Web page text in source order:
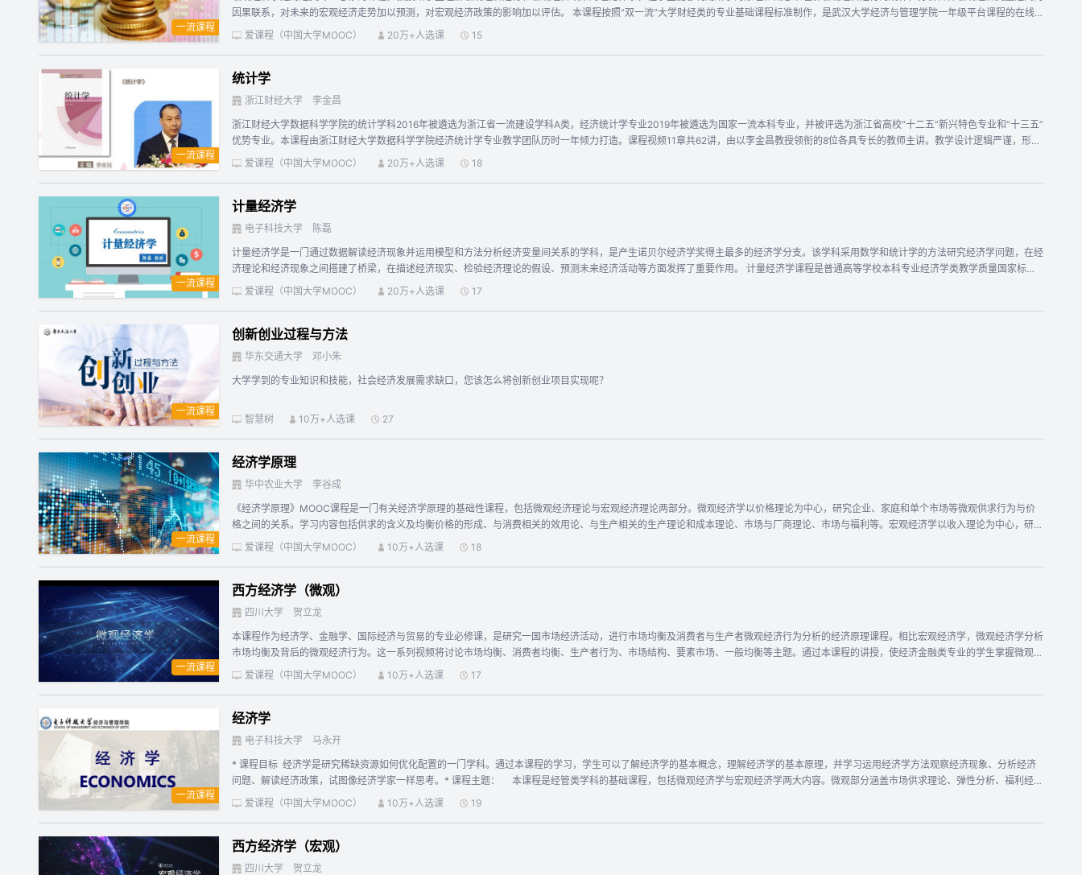
一流课程
因果联系，对未来的宏观经济走势加以预测，对宏观经济政策的影响加以评估。 本课程按照“双一流”大学财经类的专业基础课程标准制作，是武汉大学经济与管理学院一年级平台课程的在线
版， 课程每周一上午更新一章。
爱课程（中国大学MOOC） 20万+人选课 15
一流课程
统计学
浙江财经大学
李金昌
浙江财经大学数据科学学院的统计学科2016年被遴选为浙江省一流建设学科A类，经济统计学专业2019年被遴选为国家一流本科专业，并被评选为浙江省高校“十二五”新兴特色专业和“十三五”
优势专业。本课程由浙江财经大学数据科学学院经济统计学专业教学团队历时一年倾力打造。课程视频11章共62讲，由以李金昌教授领衔的8位各具专长的教师主讲。教学设计逻辑严谨，形式
多样，课程采用启发式、案例式、研讨式等方法进行理论教学，激发学生的自主学习能力；采用项目驱动式和行动引导式等方法组织实践教学，培养学生发现和解决问题的能力；鼓励学生积极
趋势的描述、分布偏态与峰度的测度、指数体系与因素分析、相关与回归分析、时间序列分析、统计综合评价等；接着介绍了推断统计学的基本内容，包括参数估计、假设检验、方差分析；最
后对统计学基本理论与统计思想进行拓展学习等。 课程一共设置了十一章内容，分别是：第一章：统计学基本问题；第二章：统计资料的收集、整理与显示；第三章：变量分布特征的描述；
第四章：抽样估计；第五章：假设检验；第六章：方差分析；第七章：相关回归分析；第八章：时间序列分析；第九章：统计指数分析；第十章：统计综合评价；第十一章：统计学基本理论与
统计思想解读（拓展学习）。 课程教学配套教材：教育部高等学校统计学类专业教学指导委员会推荐用书，《统计学》，李金昌主编，高等教育出版社出版。
爱课程（中国大学MOOC） 20万+人选课 18
一流课程
计量经济学
电子科技大学
陈磊
计量经济学是一门通过数据解读经济现象并运用模型和方法分析经济变量间关系的学科，是产生诺贝尔经济学奖得主最多的经济学分支。该学科采用数学和统计学的方法研究经济学问题，在经
济理论和经济现象之间搭建了桥梁，在描述经济现实、检验经济理论的假设、预测未来经济活动等方面发挥了重要作用。 计量经济学课程是普通高等学校本科专业经济学类教学质量国家标准
指定的专业基础课程之一。本课程主要介绍计量经济学的基本理论、方法 和应用，内容包括线性回归分析、计量经济学模型设定、违背经典假设下的计量经济学模型、计量经济学专题等。 本
爱课程（中国大学MOOC） 20万+人选课 17
一流课程
创新创业过程与方法
华东交通大学
邓小朱
大学学到的专业知识和技能，社会经济发展需求缺口，您该怎么将创新创业项目实现呢？
智慧树 10万+人选课 27
一流课程
经济学原理
华中农业大学
李谷成
《经济学原理》MOOC课程是一门有关经济学原理的基础性课程，包括微观经济理论与宏观经济理论两部分。微观经济学以价格理论为中心，研究企业、家庭和单个市场等微观供求行为与价
格之间的关系。学习内容包括供求的含义及均衡价格的形成、与消费相关的效用论、与生产相关的生产理论和成本理论、市场与厂商理论、市场与福利等。宏观经济学以收入理论为中心，研究
一个国家整体经济运行及政府如何运用经济政策来影响经济。学习内容包括国民经济的循环流转、国内生产总值的概念及基本核算方法、均衡国民收入的决定与乘数论、宏观经济政策工具及其
爱课程（中国大学MOOC） 10万+人选课 18
一流课程
西方经济学（微观）
四川大学
贺立龙
本课程作为经济学、金融学、国际经济与贸易的专业必修课，是研究一国市场经济活动，进行市场均衡及消费者与生产者微观经济行为分析的经济原理课程。相比宏观经济学，微观经济学分析
市场均衡及背后的微观经济行为。这一系列视频将讨论市场均衡、消费者均衡、生产者行为、市场结构、要素市场、一般均衡等主题。通过本课程的讲授，使经济金融类专业的学生掌握微观经
济运行的本质与规律，形成微观经济分析的视野与思维，为中高级微观经济学的学习奠定基础。
爱课程（中国大学MOOC） 10万+人选课 17
一流课程
经济学
电子科技大学
马永开
* 课程目标 经济学是研究稀缺资源如何优化配置的一门学科。通过本课程的学习，学生可以了解经济学的基本概念，理解经济学的基本原理，并学习运用经济学方法观察经济现象、分析经济
问题、解读经济政策，试图像经济学家一样思考。* 课程主题： 本课程是经管类学科的基础课程，包括微观经济学与宏观经济学两大内容。微观部分涵盖市场供求理论、弹性分析、福利经济
学、公共部门经济学、厂商行为与产业组织、消费者行为理论等内容；宏观部分包括商品和货币市场、AD-AS模型、经济波动与增长以及开放经济等内容。* 课程特点 本课程的特点是以马工
爱课程（中国大学MOOC） 10万+人选课 19
西方经济学（宏观）
四川大学
贺立龙